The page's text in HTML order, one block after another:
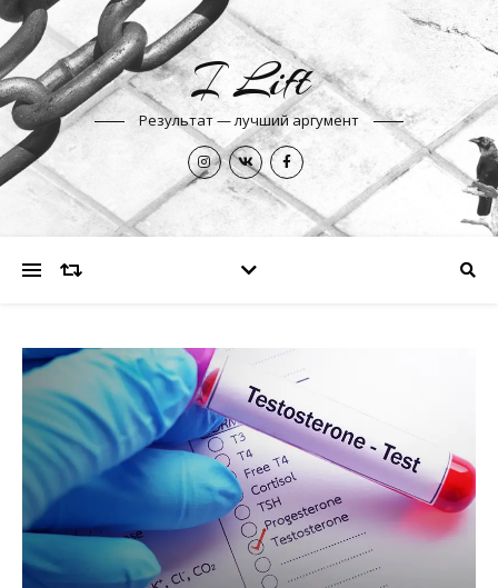
I Lift
Результат — лучший аргумент